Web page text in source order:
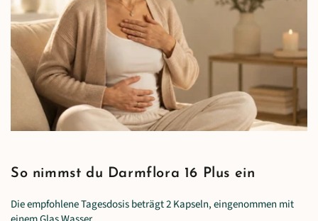
So nimmst du Darmflora 16 Plus ein
Die empfohlene Tagesdosis beträgt 2 Kapseln, eingenommen mit